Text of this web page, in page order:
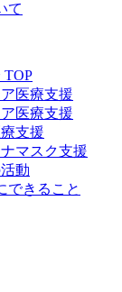
て
TOP
医療支援
医療支援
支援
マスク支援
動
できること